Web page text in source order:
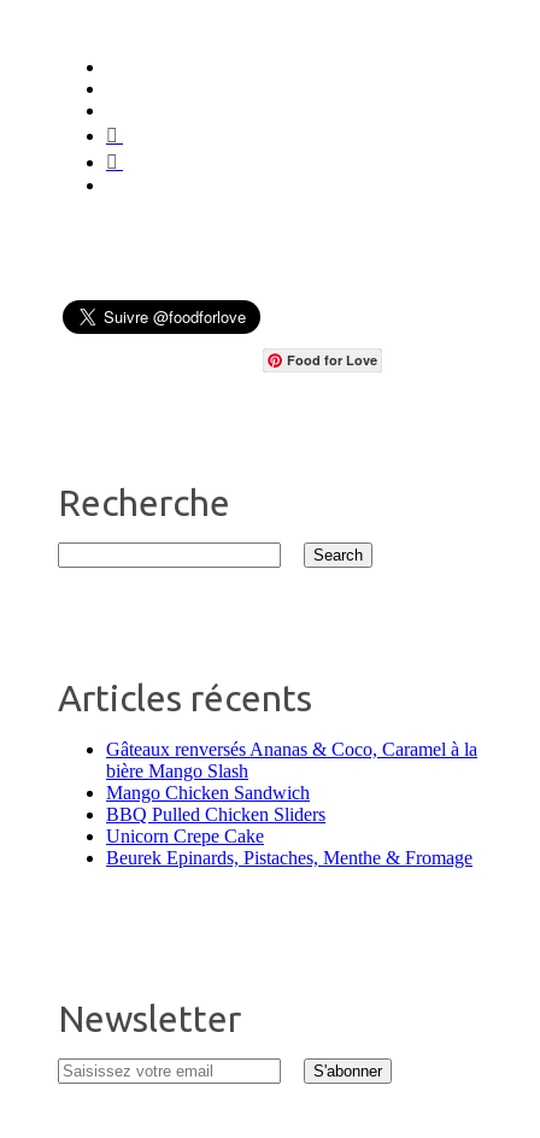
Food for Love
Recherche
Articles récents
Gâteaux renversés Ananas & Coco, Caramel à la
bière Mango Slash
Mango Chicken Sandwich
BBQ Pulled Chicken Sliders
Unicorn Crepe Cake
Beurek Epinards, Pistaches, Menthe & Fromage
Newsletter